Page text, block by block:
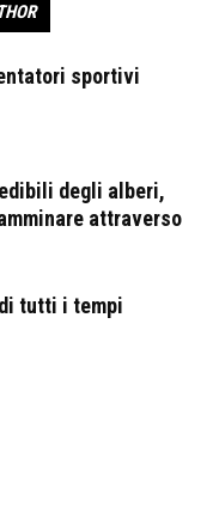
sportivi
degli alberi,
attraverso
tutti i tempi